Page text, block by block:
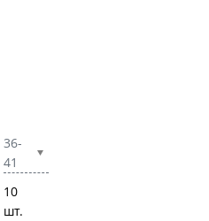
36-
41
10
шт.